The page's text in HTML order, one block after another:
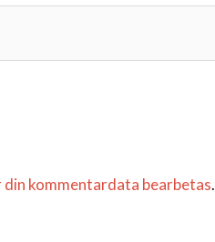
din kommentardata bearbetas.